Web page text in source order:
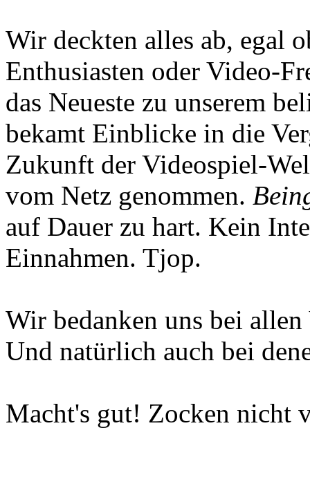
Wir deckten alles ab, egal
Enthusiasten oder Video-
das Neueste zu unserem
bekamt Einblicke in die
Zukunft der Videospiel-
vom Netz genommen.
auf Dauer zu hart. Kein
Einnahmen. Tjop.
Wir bedanken uns bei
Und natürlich auch bei
Macht's gut! Zocken nicht